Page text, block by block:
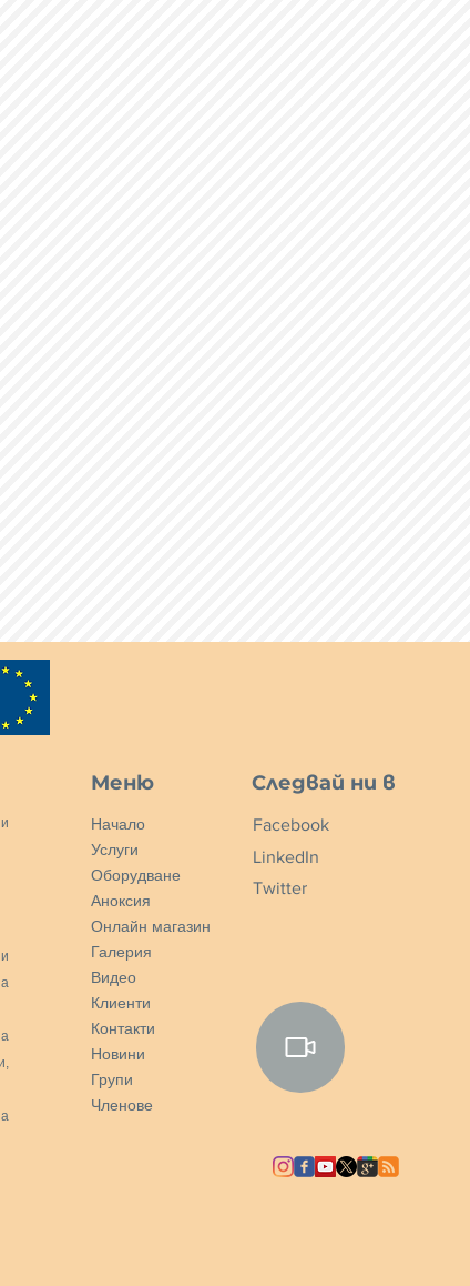
Меню
Начало
Услуги
Оборудване
Аноксия
Онлайн магазин
Галерия
Видео
Клиенти
Контакти
Новини
Групи
Членове
Следвай ни в
Facebook
LinkedIn
Twitter